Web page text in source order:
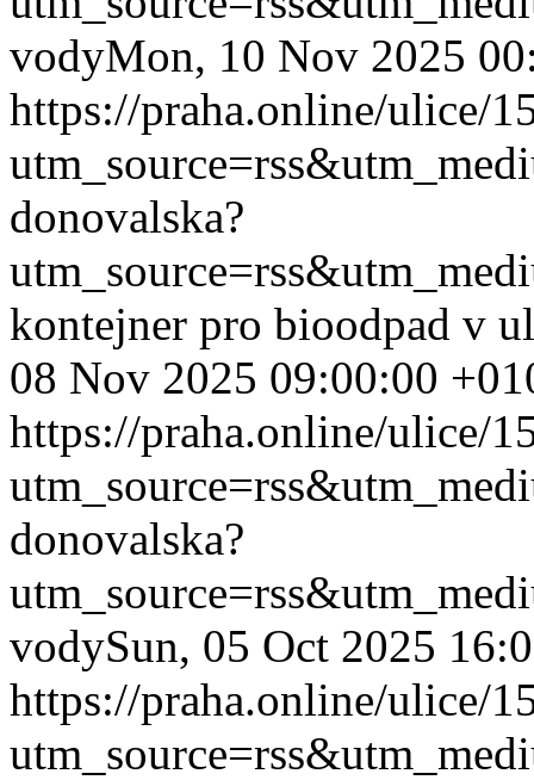
vodyMon, 10 Nov 2025
https://praha.online/ulice/
donovalska?
kontejner pro bioodpad v
08 Nov 2025 09:00:00
https://praha.online/ulice/
donovalska?
vodySun, 05 Oct 2025
https://praha.online/ulice/